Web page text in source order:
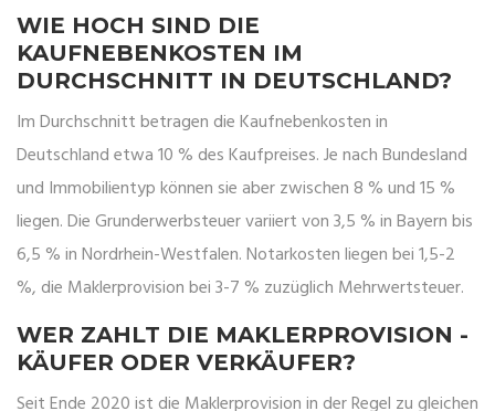
WIE HOCH SIND DIE
KAUFNEBENKOSTEN IM
DURCHSCHNITT IN DEUTSCHLAND?
Im Durchschnitt betragen die Kaufnebenkosten in
Deutschland etwa 10 % des Kaufpreises. Je nach Bundesland
und Immobilientyp können sie aber zwischen 8 % und 15 %
liegen. Die Grunderwerbsteuer variiert von 3,5 % in Bayern bis
6,5 % in Nordrhein-Westfalen. Notarkosten liegen bei 1,5-2
%, die Maklerprovision bei 3-7 % zuzüglich Mehrwertsteuer.
WER ZAHLT DIE MAKLERPROVISION -
KÄUFER ODER VERKÄUFER?
Seit Ende 2020 ist die Maklerprovision in der Regel zu gleichen